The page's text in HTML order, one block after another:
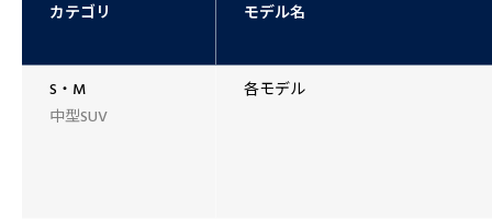
カテゴリ モデル名
S・M
中型SUV
各モデル